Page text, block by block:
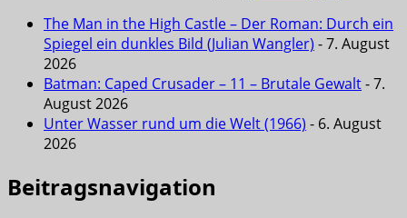
The Man in the High Castle – Der Roman: Durch ein
Spiegel ein dunkles Bild (Julian Wangler) - 7. August
2026
Batman: Caped Crusader – 11 – Brutale Gewalt- 7.
August 2026
Unter Wasser rund um die Welt (1966) - 6. August
2026
Beitragsnavigation